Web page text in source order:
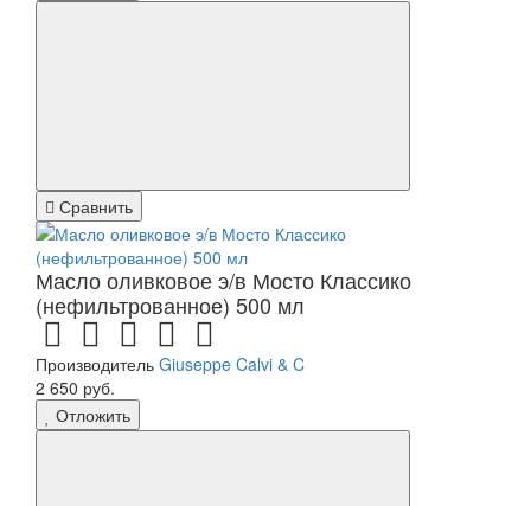
Сравнить
Масло оливковое э/в Мосто Классико
(нефильтрованное) 500 мл
Производитель Giuseppe Calvi & C
2 650 руб.
Отложить